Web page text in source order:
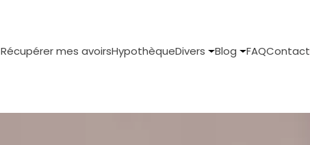
Récupérer mes avoirsHypothèqueDivers Blog FAQContact